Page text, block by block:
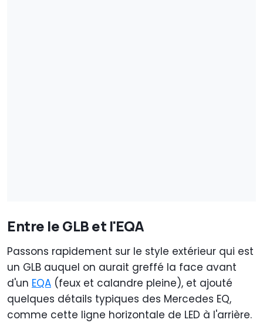
Entre le GLB et l'EQA
Passons rapidement sur le style extérieur qui est
un GLB auquel on aurait greffé la face avant
d'un EQA (feux et calandre pleine), et ajouté
quelques détails typiques des Mercedes EQ,
comme cette ligne horizontale de LED à l'arrière.